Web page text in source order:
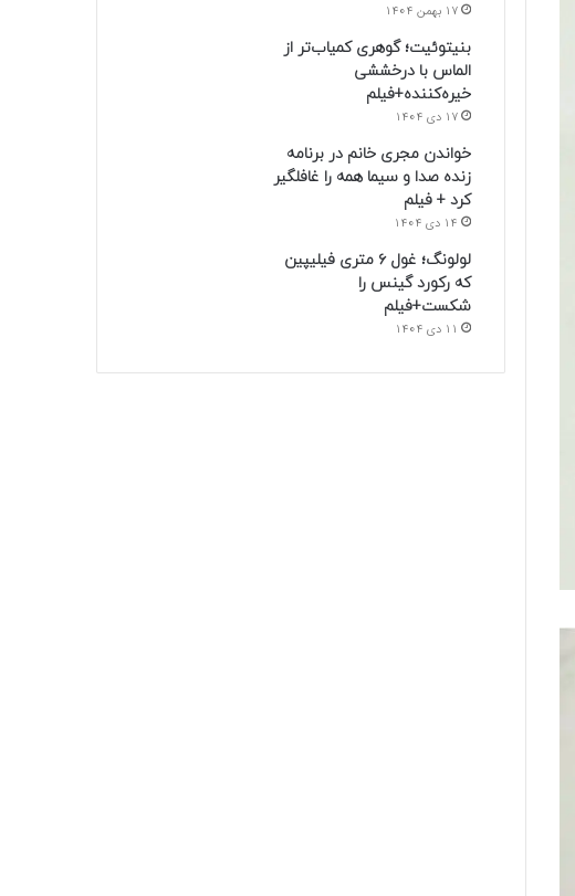
17 بهمن 1404
بنیتوئیت؛ گوهری کمیاب‌تر از
الماس با درخششی
خیره‌کننده+فیلم
17 دی 1404
خواندن مجری خانم در برنامه
زنده صدا و سیما همه را غافلگیر
کرد + فیلم
14 دی 1404
لولونگ؛ غول ۶ متری فیلیپین
که رکورد گینس را
شکست+فیلم
11 دی 1404